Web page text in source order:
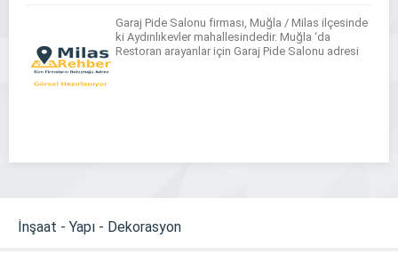
Garaj Pide Salonu firması, Muğla / Milas ilçesinde
ki Aydınlıkevler mahallesindedir. Muğla ‘da
Restoran arayanlar için Garaj Pide Salonu adresi
İnşaat - Yapı - Dekorasyon